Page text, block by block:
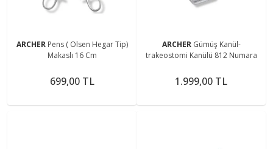
ARCHER Pens ( Olsen Hegar Tip)
Makaslı 16 Cm
699,00 TL
ARCHER Gümüş Kanül-
trakeostomi Kanülü 812 Numara
1.999,00 TL